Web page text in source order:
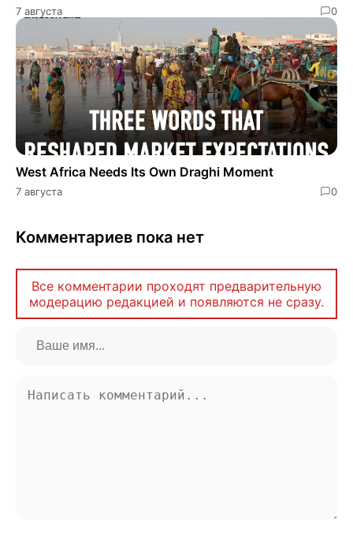
7 августа 0
West Africa Needs Its Own Draghi Moment
7 августа 0
Комментариев пока нет
Все комментарии проходят предварительную
модерацию редакцией и появляются не сразу.